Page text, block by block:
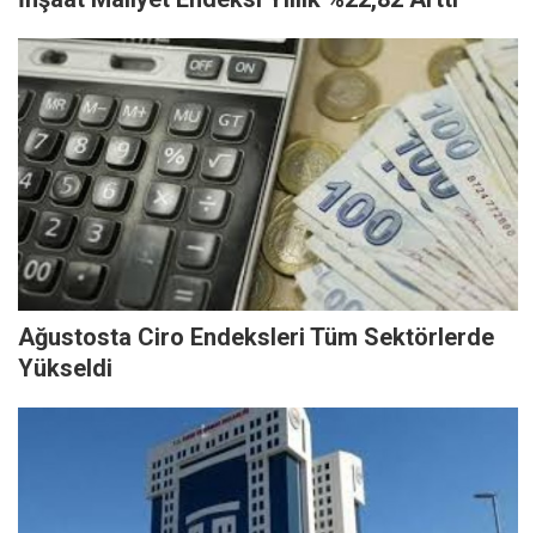
Ağustosta Ciro Endeksleri Tüm Sektörlerde
Yükseldi